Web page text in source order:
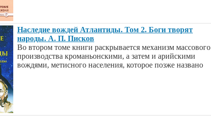
Наследие вождей Атлантиды. Том 2. Боги творят
народы. А. П. Писков
Во втором томе книги раскрывается механизм массового
производства кроманьонскими, а затем и арийскими
вождями, метисного населения, которое позже названо